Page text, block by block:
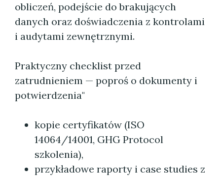
obliczeń, podejście do brakujących
danych oraz doświadczenia z kontrolami
i audytami zewnętrznymi.
Praktyczny checklist przed
zatrudnieniem — poproś o dokumenty i
potwierdzenia"
kopie certyfikatów (ISO
14064/14001, GHG Protocol
szkolenia),
przykładowe raporty i case studies z